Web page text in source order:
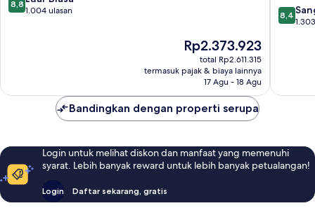
dari
8,8
1.004 ulasan
Harga
sekarang
Rp2.373.923
Rp2.373.923
total Rp2.611.315
termasuk pajak & biaya lainnya
17 Agu - 18 Agu
Atocha
8.4
dari
8,4
Bandingkan dengan properti serupa
Login untuk melihat diskon dan manfaat yang memenuhi
syarat. Lebih banyak reward untuk lebih banyak petualangan!
Login Daftar sekarang, gratis